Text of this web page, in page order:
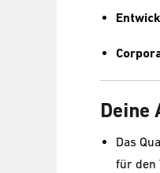
Deine
Das
für den